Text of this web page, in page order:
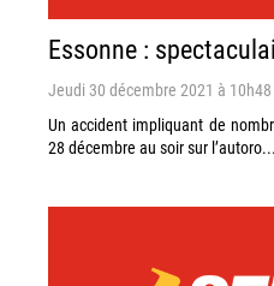
Essonne :
Jeudi 30 décembre 2021 à 10h48
Un accident impliquant de
28 décembre au soir sur l’autoro...